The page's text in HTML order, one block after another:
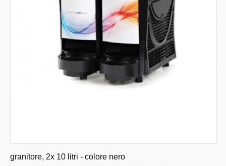
granitore, 2x 10 litri - colore nero